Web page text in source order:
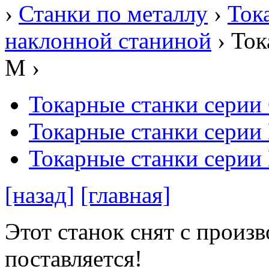
› Станки по металлу ›
наклонной станиной ›
M ›
Токарные станки
Токарные станки
Токарные станки
[назад] [главная]
Этот станок снят с
поставляется!